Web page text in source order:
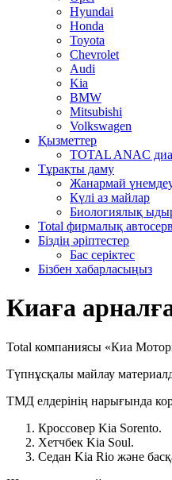
Hyundai
Honda
Toyota
Chevrolet
Audi
Kia
BMW
Mitsubishi
Volkswagen
Қызметтер
TOTAL ANAC
Тұрақты даму
Жанармай
Күлі аз майлар
Биологиялық
Total фирмалық
Біздің әріптестер
Бас серіктес
Бізбен хабарласыңыз
Киаға
Total компаниясы «Киа
Түпнұсқалы майлау
ТМД елдерінің нарығында
Кроссовер Kia Sorento.
Хетчбек Kia Soul.
Седан Kia Rio және